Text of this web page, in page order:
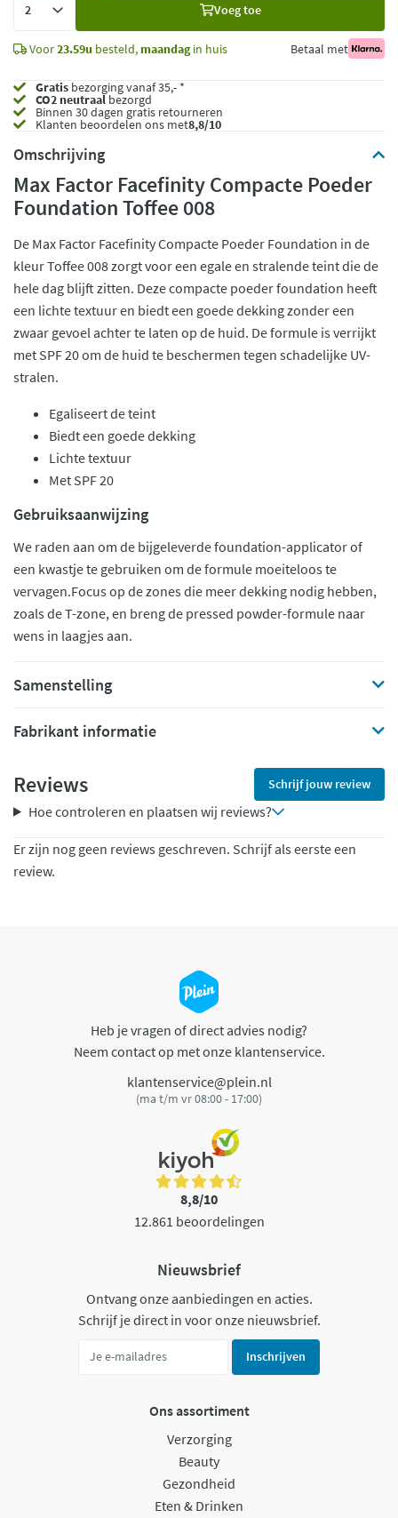
Voeg toe
Voor23.59u besteld, maandagin huis Betaal met
Gratis bezorging vanaf 35,- *
CO2 neutraalbezorgd
Binnen 30 dagen gratis retourneren
Klanten beoordelen ons met8,8/10
Omschrijving
Max Factor Facefinity Compacte Poeder
Foundation Toffee 008
De Max Factor Facefinity Compacte Poeder Foundation in de
kleur Toffee 008 zorgt voor een egale en stralende teint die de
hele dag blijft zitten. Deze compacte poeder foundation heeft
een lichte textuur en biedt een goede dekking zonder een
zwaar gevoel achter te laten op de huid. De formule is verrijkt
met SPF 20 om de huid te beschermen tegen schadelijke UV-
stralen.
Egaliseert de teint
Biedt een goede dekking
Lichte textuur
Met SPF 20
Gebruiksaanwijzing
We raden aan om de bijgeleverde foundation-applicator of
een kwastje te gebruiken om de formule moeiteloos te
vervagen.Focus op de zones die meer dekking nodig hebben,
zoals de T-zone, en breng de pressed powder-formule naar
wens in laagjes aan.
Samenstelling
Fabrikant informatie
Reviews Schrijf jouw review
Hoe controleren en plaatsen wij reviews?
Er zijn nog geen reviews geschreven. Schrijf als eerste een
review.
Heb je vragen of direct advies nodig?
Neem contact op met onze klantenservice.
klantenservice@plein.nl
(ma t/m vr 08:00 - 17:00)
8,8/10
12.861 beoordelingen
Nieuwsbrief
Ontvang onze aanbiedingen en acties.
Schrijf je direct in voor onze nieuwsbrief.
Inschrijven
Ons assortiment
Verzorging
Beauty
Gezondheid
Eten & Drinken